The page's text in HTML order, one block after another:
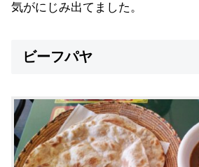
気がにじみ出てました。
ビーフパヤ